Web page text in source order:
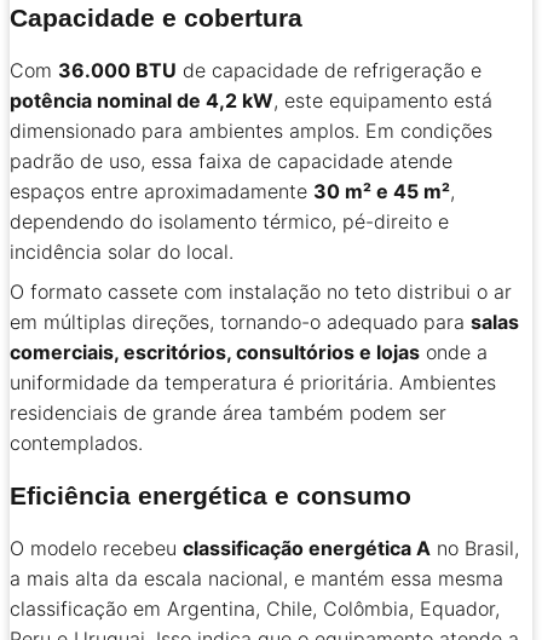
Capacidade e cobertura
Com 36.000 BTU de capacidade de refrigeração e
potência nominal de 4,2 kW, este equipamento está
dimensionado para ambientes amplos. Em condições
padrão de uso, essa faixa de capacidade atende
espaços entre aproximadamente 30 m² e 45 m²,
dependendo do isolamento térmico, pé-direito e
incidência solar do local.
O formato cassete com instalação no teto distribui o ar
em múltiplas direções, tornando-o adequado para salas
comerciais, escritórios, consultórios e lojas onde a
uniformidade da temperatura é prioritária. Ambientes
residenciais de grande área também podem ser
contemplados.
Eficiência energética e consumo
O modelo recebeu classificação energética A no Brasil,
a mais alta da escala nacional, e mantém essa mesma
classificação em Argentina, Chile, Colômbia, Equador,